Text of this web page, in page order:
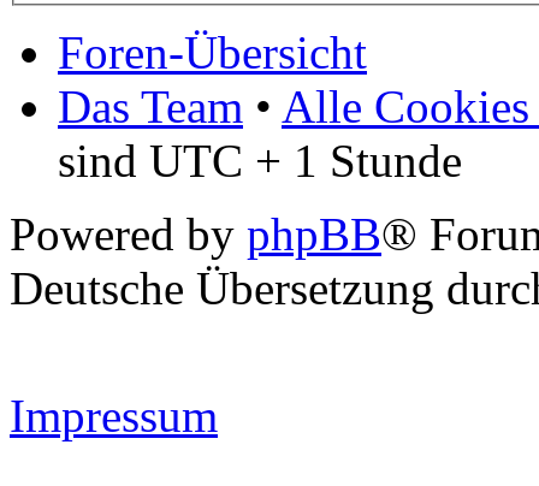
Foren-Übersicht
Das Team • Alle Cookies
sind UTC + 1 Stunde
Powered by phpBB®
Deutsche Übersetzung
Impressum